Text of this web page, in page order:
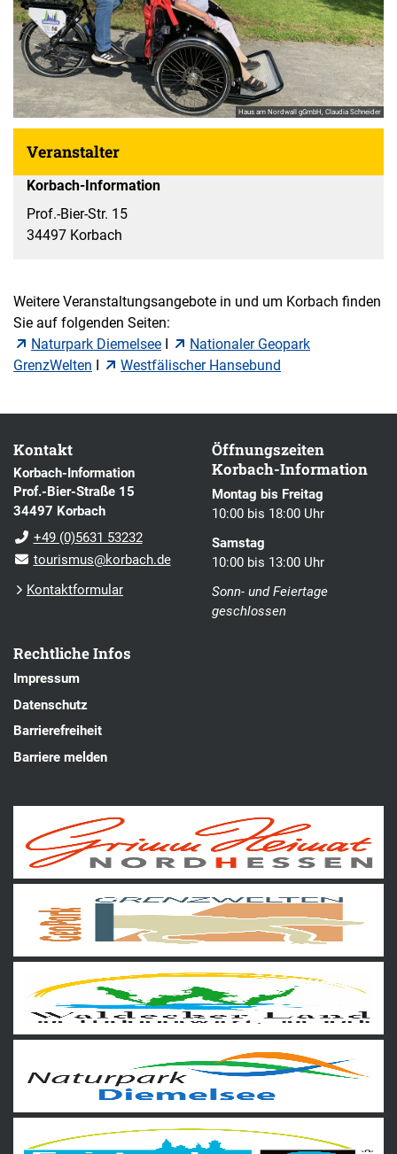
Haus am Nordwall gGmbH, Claudia Schneider
Veranstalter
Korbach-Information
Prof.-Bier-Str. 15
34497 Korbach
Weitere Veranstaltungsangebote in und um Korbach finden
Sie auf folgenden Seiten:
Naturpark Diemelsee I
Nationaler Geopark
GrenzWelten I Westfälischer Hansebund
Kontakt
Korbach-Information
Prof.-Bier-Straße 15
34497 Korbach
+49 (0)5631 53232
tourismus@korbach.de
Kontaktformular
Öffnungszeiten
Korbach-Information
Montag bis Freitag
10:00 bis 18:00 Uhr
Samstag
10:00 bis 13:00 Uhr
Sonn- und Feiertage
geschlossen
Rechtliche Infos
Impressum
Datenschutz
Barrierefreiheit
Barriere melden